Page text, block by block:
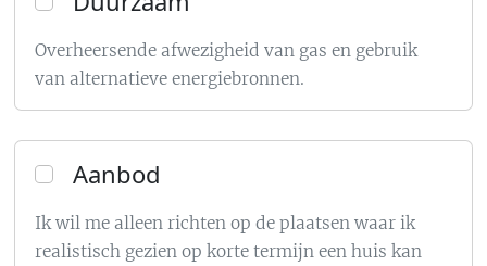
Overheersende afwezigheid van gas en gebruik
van alternatieve energiebronnen.
Aanbod
Ik wil me alleen richten op de plaatsen waar ik
realistisch gezien op korte termijn een huis kan